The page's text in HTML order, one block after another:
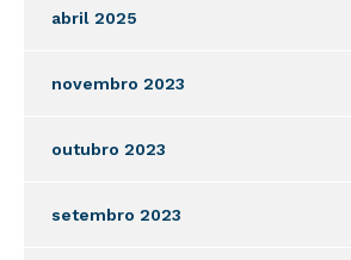
abril 2025
novembro 2023
outubro 2023
setembro 2023